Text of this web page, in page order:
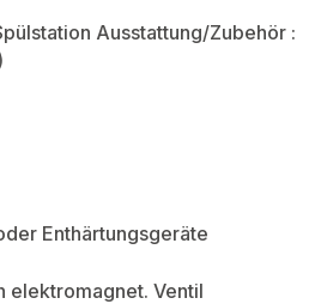
Ausstattung/Zubehör :
Enthärtungsgeräte
elektromagnet. Ventil